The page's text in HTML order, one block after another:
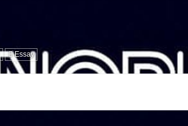
Essay